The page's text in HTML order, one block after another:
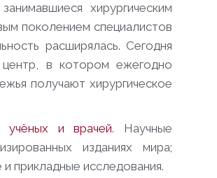
хирургическим
поколением специалистов
расширялась. Сегодня
в котором ежегодно
получают хирургическое
и врачей. Научные
изданиях мира;
прикладные исследования.